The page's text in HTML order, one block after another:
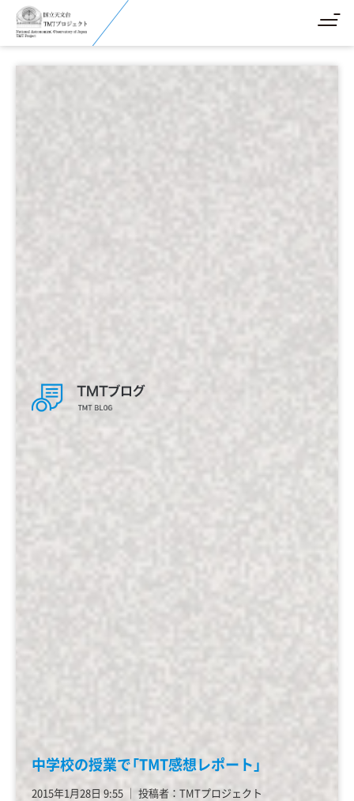
中学校の授業で「TMT感想レポート」
2015年1月28日 9:55 │ 投稿者：TMTプロジェクト